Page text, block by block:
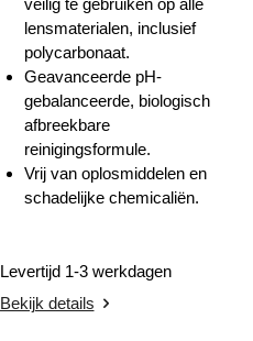
veilig te gebruiken op alle
lensmaterialen, inclusief
polycarbonaat.
Geavanceerde pH-
gebalanceerde, biologisch
afbreekbare
reinigingsformule.
Vrij van oplosmiddelen en
schadelijke chemicaliën.
Levertijd 1-3 werkdagen
Bekijk details